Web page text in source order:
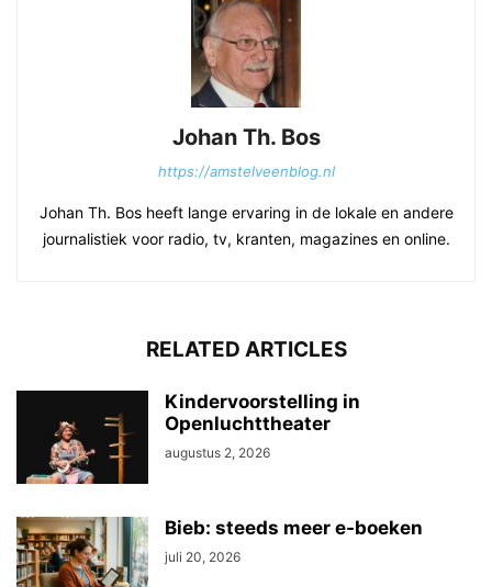
Johan Th. Bos
https://amstelveenblog.nl
Johan Th. Bos heeft lange ervaring in de lokale en andere
journalistiek voor radio, tv, kranten, magazines en online.
RELATED ARTICLES
Kindervoorstelling in
Openluchttheater
augustus 2, 2026
Bieb: steeds meer e-boeken
juli 20, 2026